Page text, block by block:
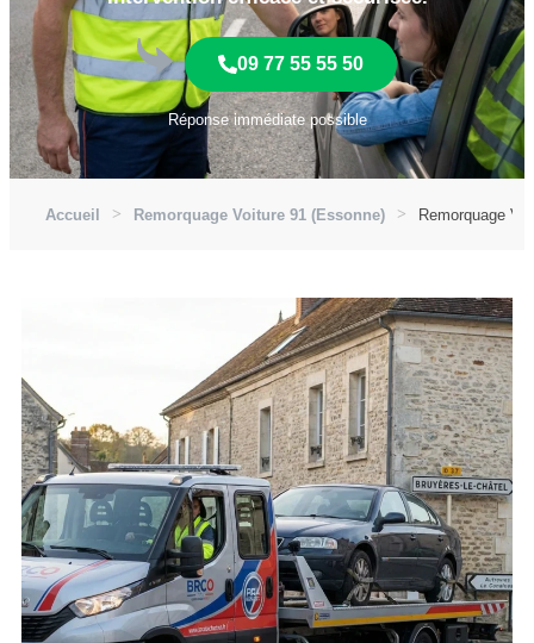
09 77 55 55 50
Réponse immédiate possible
Accueil Remorquage Voiture 91 (Essonne) Remorquage